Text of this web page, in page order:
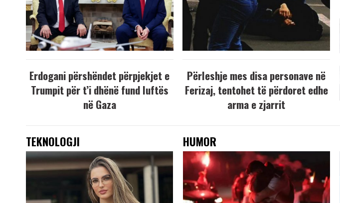
Erdogani përshëndet përpjekjet e
Trumpit për t’i dhënë fund luftës
në Gaza
Përleshje mes disa personave në
Ferizaj, tentohet të përdoret edhe
arma e zjarrit
TEKNOLOGJI HUMOR